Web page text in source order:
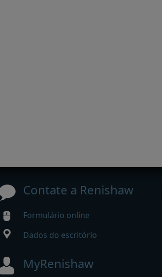
Contate a Renishaw
Formulário online
Dados do escritório
MyRenishaw